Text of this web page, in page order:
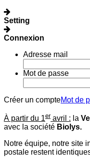
Setting
Connexion
Adresse mail
Mot de passe
Créer un compteMot de
À partir du 1er avril : la
avec la société Biolys.
Notre équipe, notre site
postale restent